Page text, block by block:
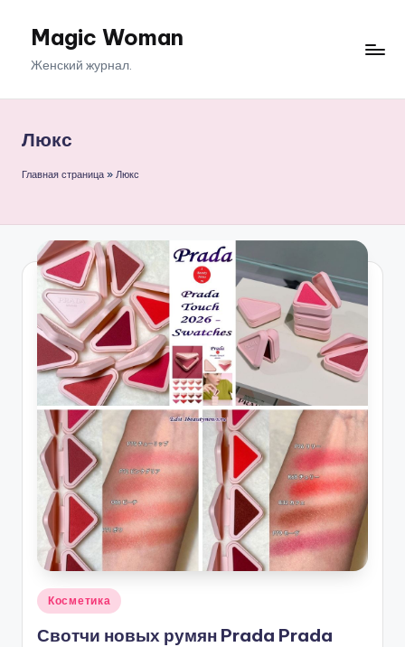
ПерейтиMagic Woman
Женский журнал.
Люкс
Главная страница » Люкс
Опубликовано
Косметика
Свотчи новых румян Prada Prada